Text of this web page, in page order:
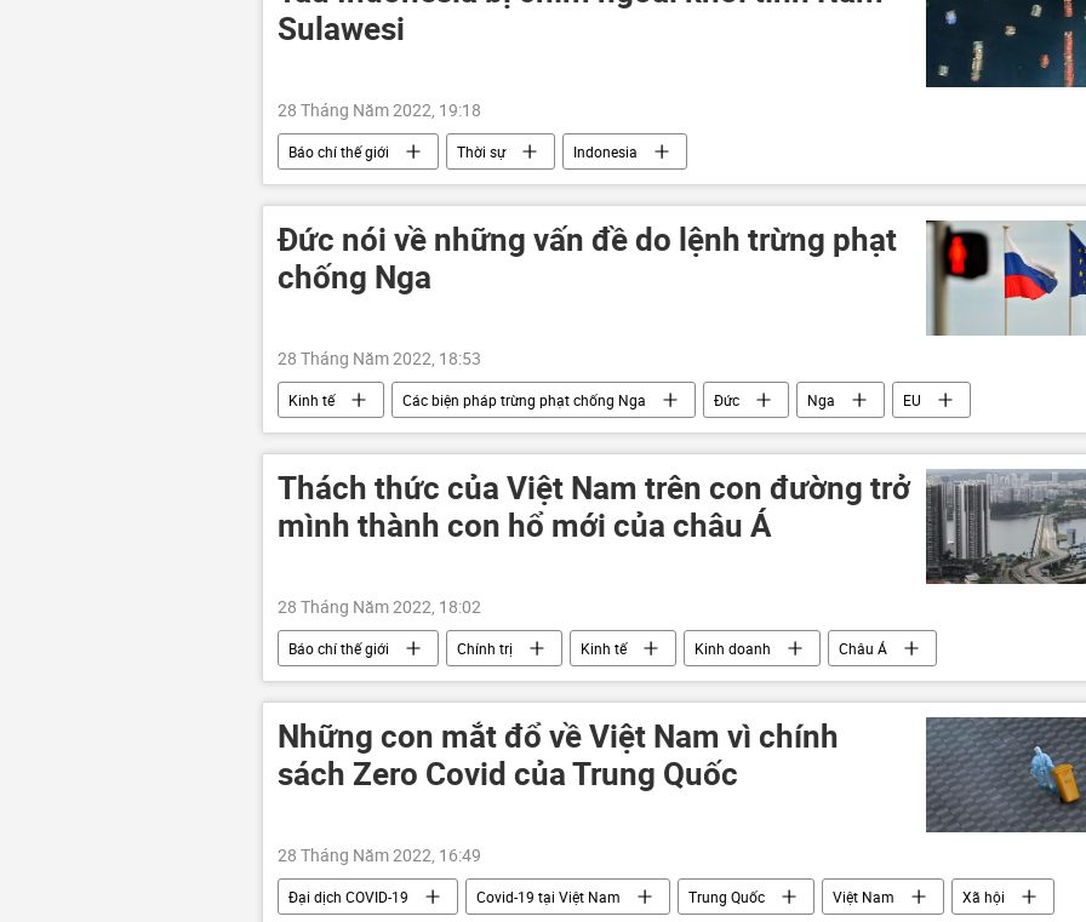
Sulawesi
28 Tháng Năm 2022, 19:18
Báo chí thế giới Thời sự Indonesia
Đức nói về những vấn đề do lệnh trừng phạt
chống Nga
28 Tháng Năm 2022, 18:53
Kinh tế Các biện pháp trừng phạt chống Nga Đức Nga EU
Thách thức của Việt Nam trên con đường trở
mình thành con hổ mới của châu Á
28 Tháng Năm 2022, 18:02
Báo chí thế giới Chính trị Kinh tế Kinh doanh
Châu Á
Việt Nam
Những con mắt đổ về Việt Nam vì chính
sách Zero Covid của Trung Quốc
28 Tháng Năm 2022, 16:49
Đại dịch COVID-19 Covid-19 tại Việt Nam Trung Quốc Việt Nam
Xã hội